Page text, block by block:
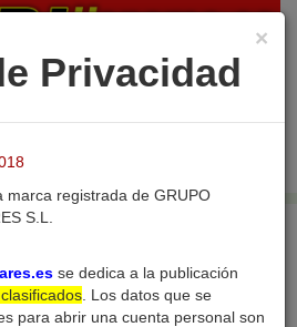
×
Privacidad
marca registrada de GRUPO
S.L.
se dedica a la publicación
. Los datos que se
para abrir una cuenta personal son
Garajes y Cocheras